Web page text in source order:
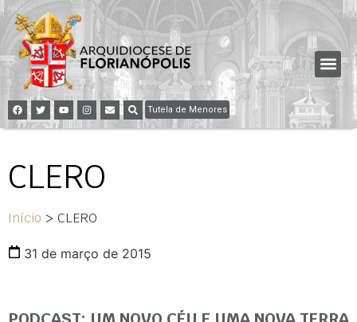
Tutela de Menores
CLERO
Início > CLERO
31 de março de 2015